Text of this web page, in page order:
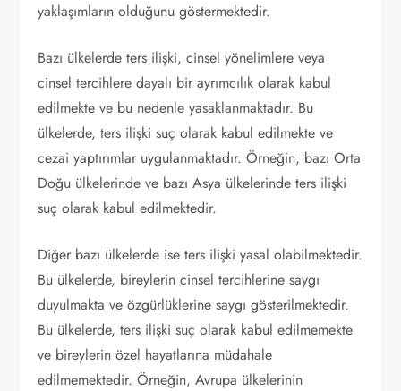
yaklaşımların olduğunu göstermektedir.
Bazı ülkelerde ters ilişki, cinsel yönelimlere veya
cinsel tercihlere dayalı bir ayrımcılık olarak kabul
edilmekte ve bu nedenle yasaklanmaktadır. Bu
ülkelerde, ters ilişki suç olarak kabul edilmekte ve
cezai yaptırımlar uygulanmaktadır. Örneğin, bazı Orta
Doğu ülkelerinde ve bazı Asya ülkelerinde ters ilişki
suç olarak kabul edilmektedir.
Diğer bazı ülkelerde ise ters ilişki yasal olabilmektedir.
Bu ülkelerde, bireylerin cinsel tercihlerine saygı
duyulmakta ve özgürlüklerine saygı gösterilmektedir.
Bu ülkelerde, ters ilişki suç olarak kabul edilmemekte
ve bireylerin özel hayatlarına müdahale
edilmemektedir. Örneğin, Avrupa ülkelerinin